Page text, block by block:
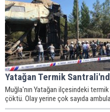
Yatağan Termik
Muğla'nın Yatağan ilçesindeki
çöktü. Olay yerine çok sayıda